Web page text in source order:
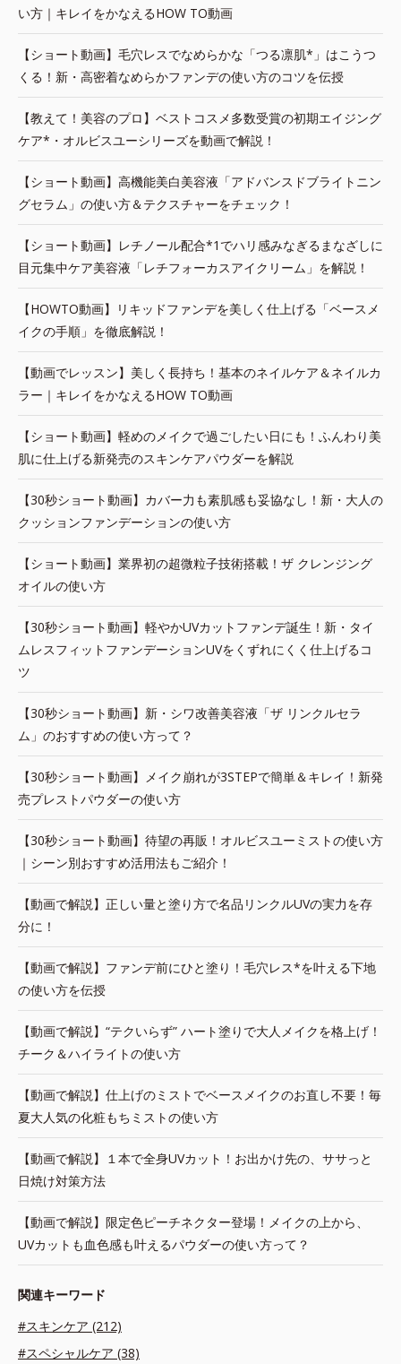
い方｜キレイをかなえるHOW TO動画
【ショート動画】毛穴レスでなめらかな「つる凛肌*」はこうつ
くる！新・高密着なめらかファンデの使い方のコツを伝授
【教えて！美容のプロ】ベストコスメ多数受賞の初期エイジング
ケア*・オルビスユーシリーズを動画で解説！
【ショート動画】高機能美白美容液「アドバンスドブライトニン
グセラム」の使い方＆テクスチャーをチェック！
【ショート動画】レチノール配合*1でハリ感みなぎるまなざしに
目元集中ケア美容液「レチフォーカスアイクリーム」を解説！
【HOWTO動画】リキッドファンデを美しく仕上げる「ベースメ
イクの手順」を徹底解説！
【動画でレッスン】美しく長持ち！基本のネイルケア＆ネイルカ
ラー｜キレイをかなえるHOW TO動画
【ショート動画】軽めのメイクで過ごしたい日にも！ふんわり美
肌に仕上げる新発売のスキンケアパウダーを解説
【30秒ショート動画】カバー力も素肌感も妥協なし！新・大人の
クッションファンデーションの使い方
【ショート動画】業界初の超微粒子技術搭載！ザ クレンジング
オイルの使い方
【30秒ショート動画】軽やかUVカットファンデ誕生！新・タイ
ムレスフィットファンデーションUVをくずれにくく仕上げるコ
ツ
【30秒ショート動画】新・シワ改善美容液「ザ リンクルセラ
ム」のおすすめの使い方って？
【30秒ショート動画】メイク崩れが3STEPで簡単＆キレイ！新発
売プレストパウダーの使い方
【30秒ショート動画】待望の再販！オルビスユーミストの使い方
｜シーン別おすすめ活用法もご紹介！
【動画で解説】正しい量と塗り方で名品リンクルUVの実力を存
分に！
【動画で解説】ファンデ前にひと塗り！毛穴レス*を叶える下地
の使い方を伝授
【動画で解説】“テクいらず” ハート塗りで大人メイクを格上げ！
チーク＆ハイライトの使い方
【動画で解説】仕上げのミストでベースメイクのお直し不要！毎
夏大人気の化粧もちミストの使い方
【動画で解説】１本で全身UVカット！お出かけ先の、ササっと
日焼け対策方法
【動画で解説】限定色ピーチネクター登場！メイクの上から、
UVカットも血色感も叶えるパウダーの使い方って？
関連キーワード
#スキンケア (212)
#スペシャルケア (38)